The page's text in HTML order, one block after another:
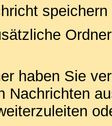
haben Sie
Nachrichten